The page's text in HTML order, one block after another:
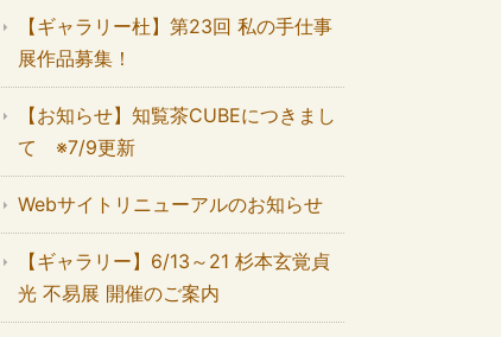
【ギャラリー杜】第23回 私の手仕事
展作品募集！
【お知らせ】知覧茶CUBEにつきまし
て ※7/9更新
Webサイトリニューアルのお知らせ
【ギャラリー】6/13～21 杉本玄覚貞
光 不易展 開催のご案内